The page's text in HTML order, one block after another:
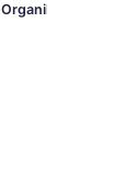
Organik tek Alt